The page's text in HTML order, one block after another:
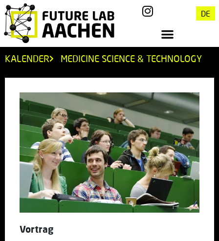
DE
KALENDER MEDICINE SCIENCE & TECHNOLOGY
Vortrag